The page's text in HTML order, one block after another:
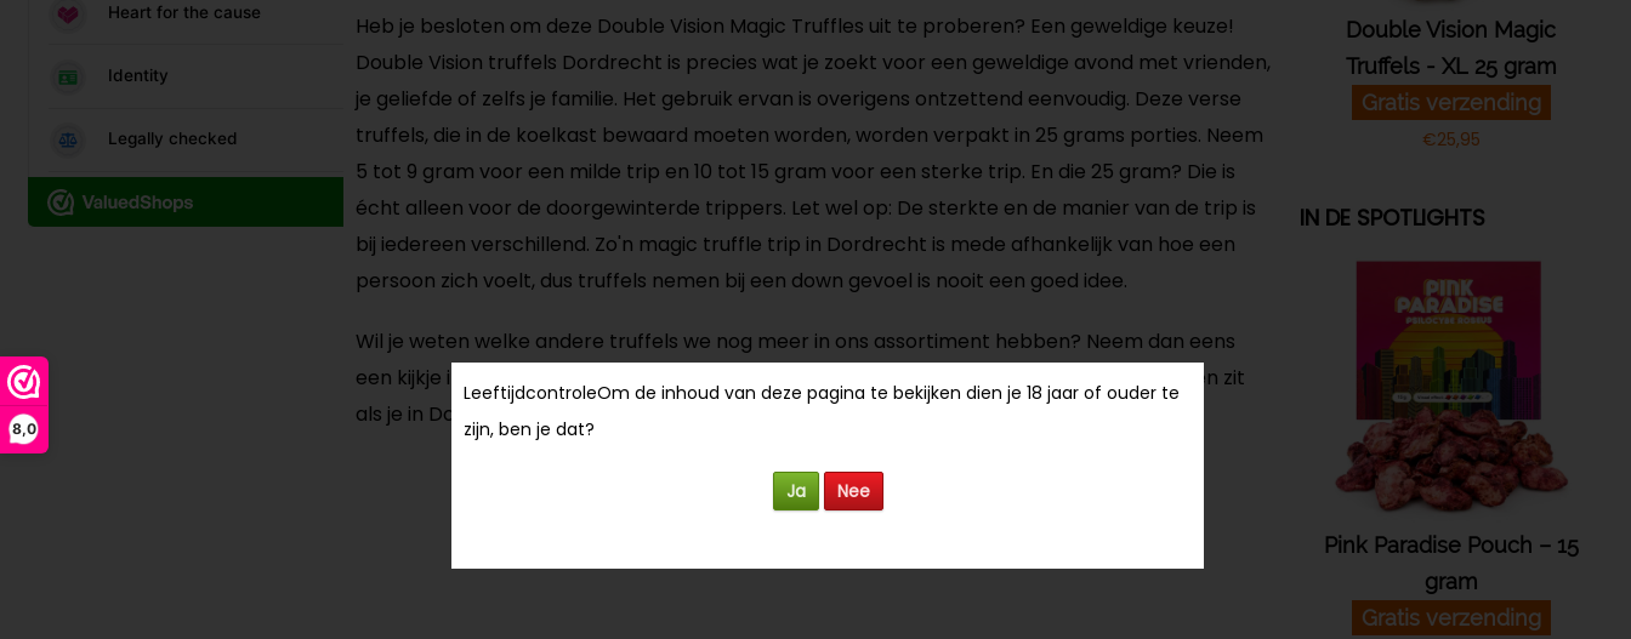
8,0
LeeftijdcontroleOm de inhoud van deze pagina te bekijken dien je 18 jaar of ouder te
zijn, ben je dat?
Ja Nee
Heb je besloten om deze Double Vision Magic Truffles uit te proberen? Een geweldige keuze!
Double Vision truffels Dordrecht is precies wat je zoekt voor een geweldige avond met vrienden,
je geliefde of zelfs je familie. Het gebruik ervan is overigens ontzettend eenvoudig. Deze verse
truffels, die in de koelkast bewaard moeten worden, worden verpakt in 25 grams porties. Neem
5 tot 9 gram voor een milde trip en 10 tot 15 gram voor een sterke trip. En die 25 gram? Die is
écht alleen voor de doorgewinterde trippers. Let wel op: De sterkte en de manier van de trip is
bij iedereen verschillend. Zo'n magic truffle trip in Dordrecht is mede afhankelijk van hoe een
persoon zich voelt, dus truffels nemen bij een down gevoel is nooit een goed idee.
Wil je weten welke andere truffels we nog meer in ons assortiment hebben? Neem dan eens
een kijkje in onze
. We weten zeker dat er een mooie optie voor je tussen zit
als je in Dordrecht wilt genieten van deze geweldige schimmels!
Double Vision Magic
Truffels - XL 25 gram
Gratis verzending
€25,95
IN DE SPOTLIGHTS
Pink Paradise Pouch – 15
gram
Gratis verzending